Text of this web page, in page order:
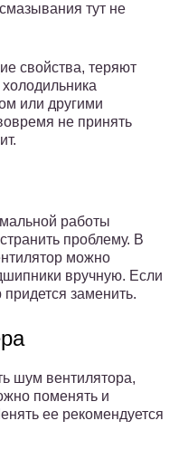
тут не
свойства, теряют
или другими
не принять
работы
проблему. В
можно
вручную. Если
заменить.
шум вентилятора,
поменять и
ее рекомендуется